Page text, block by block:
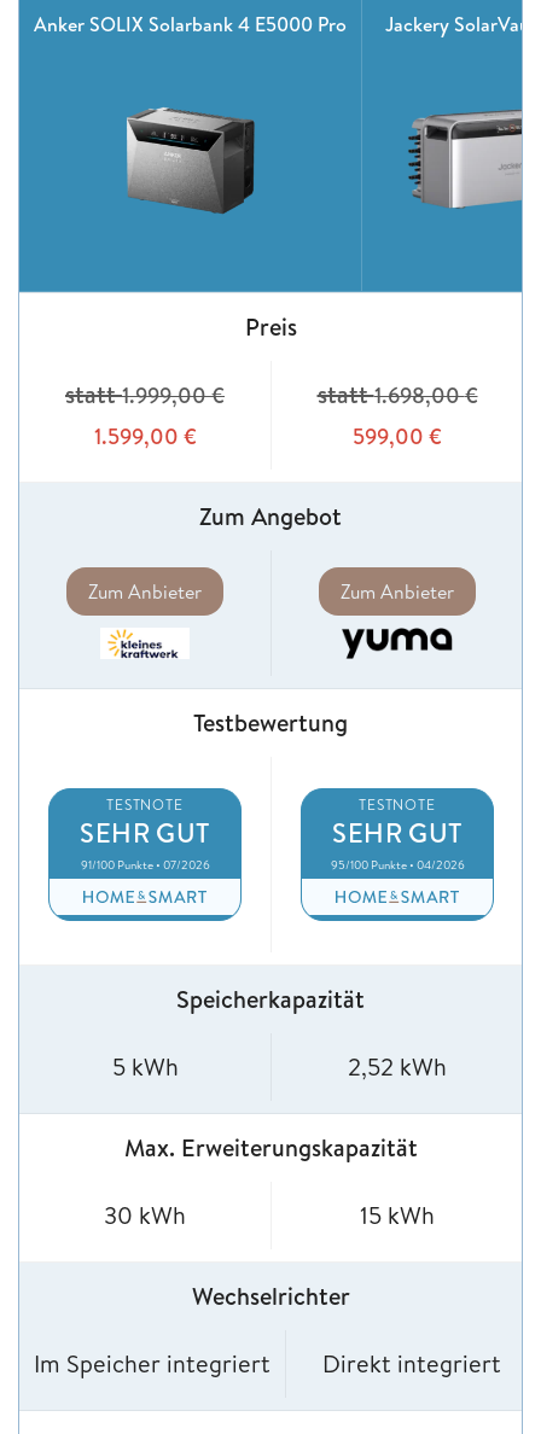
Anker SOLIX Solarbank 4 E5000 Pro Jackery
Preis
statt1.999,00€
1.599,00 €
statt1.698,00€
599,00 €
Zum Angebot
Zum Anbieter Zum Anbieter
Testbewertung
TESTNOTE
SEHR GUT
91/100 Punkte • 07/2026
TESTNOTE
SEHR GUT
95/100 Punkte • 04/2026
Speicherkapazität
5 kWh 2,52 kWh
Max. Erweiterungskapazität
30 kWh 15 kWh
Wechselrichter
Im Speicher integriert Direkt integriert